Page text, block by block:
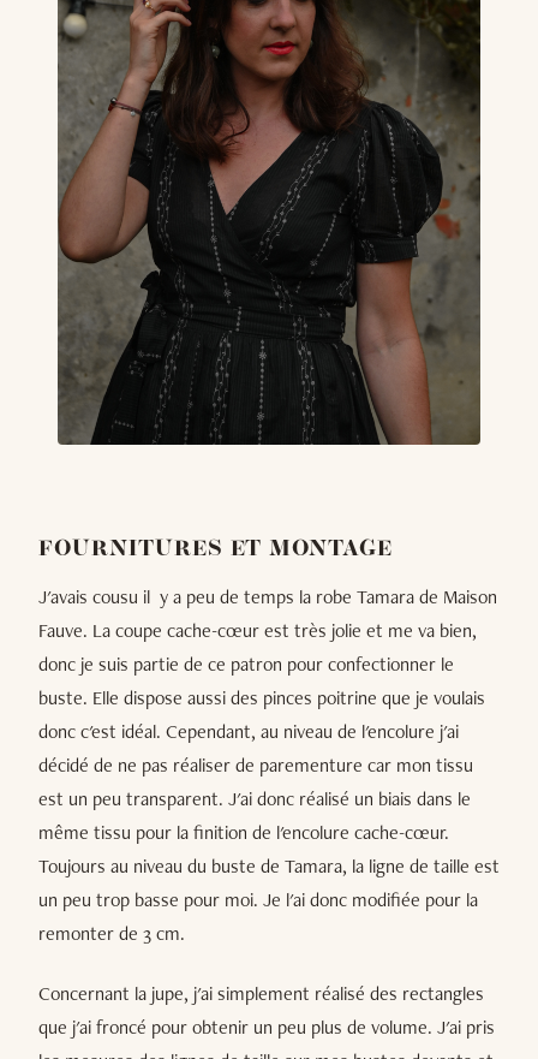
FOURNITURES ET MONTAGE
J'avais cousu il y a peu de temps la robe Tamara de Maison
Fauve. La coupe cache-cœur est très jolie et me va bien,
donc je suis partie de ce patron pour confectionner le
buste. Elle dispose aussi des pinces poitrine que je voulais
donc c'est idéal. Cependant, au niveau de l'encolure j'ai
décidé de ne pas réaliser de parementure car mon tissu
est un peu transparent. J'ai donc réalisé un biais dans le
même tissu pour la finition de l'encolure cache-cœur.
Toujours au niveau du buste de Tamara, la ligne de taille est
un peu trop basse pour moi. Je l'ai donc modifiée pour la
remonter de 3 cm.
Concernant la jupe, j'ai simplement réalisé des rectangles
que j'ai froncé pour obtenir un peu plus de volume. J'ai pris